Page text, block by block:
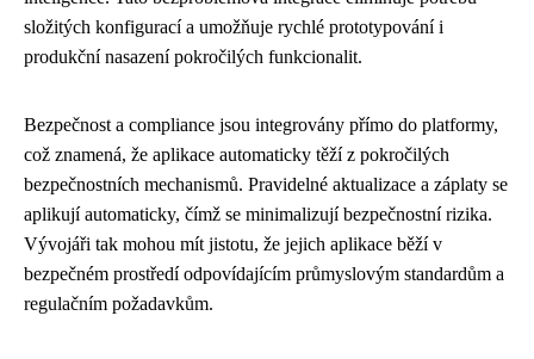
složitých konfigurací a umožňuje rychlé prototypování i
produkční nasazení pokročilých funkcionalit.
Bezpečnost a compliance jsou integrovány přímo do platformy,
což znamená, že aplikace automaticky těží z pokročilých
bezpečnostních mechanismů. Pravidelné aktualizace a záplaty se
aplikují automaticky, čímž se minimalizují bezpečnostní rizika.
Vývojáři tak mohou mít jistotu, že jejich aplikace běží v
bezpečném prostředí odpovídajícím průmyslovým standardům a
regulačním požadavkům.